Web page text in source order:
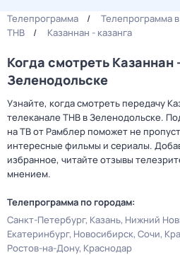
Телепрограмма
Телепрограмма
ТНВ
Казаннан - казанга
Когда смотреть Казаннан
Зеленодольске
Узнайте, когда смотреть передачу
телеканале ТНВ в Зеленодольске.
на ТВ от Рамблер поможет не
интересные фильмы и сериалы.
избранное, читайте отзывы
мнением.
Телепрограмма по городам:
Санкт-Петербург Казань Нижний
Екатеринбург Новосибирск Сочи
Ростов-на-Дону Краснодар